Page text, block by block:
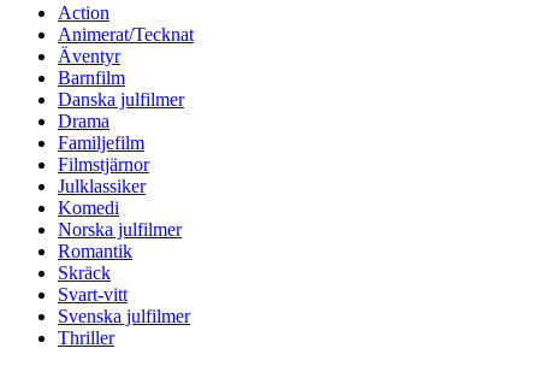
Action
Animerat/Tecknat
Äventyr
Barnfilm
Danska julfilmer
Drama
Familjefilm
Filmstjärnor
Julklassiker
Komedi
Norska julfilmer
Romantik
Skräck
Svart-vitt
Svenska julfilmer
Thriller